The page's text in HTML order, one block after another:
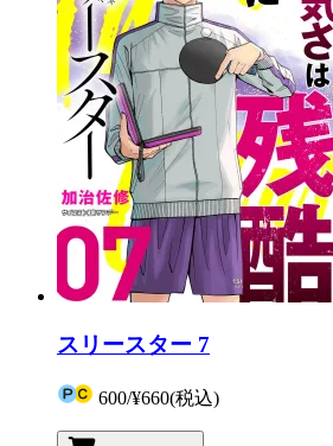
スリースター 7
600/¥660(税込)